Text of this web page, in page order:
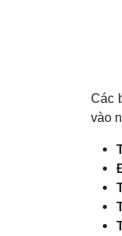
Các
vào